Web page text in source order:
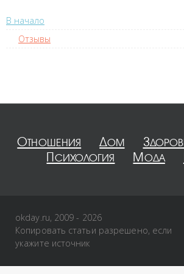
В начало
Отзывы
Отношения Дом
Психология
Мода
okday.ru, 2009 - 2026
Копировать статьи разрешено, если
укажите источник